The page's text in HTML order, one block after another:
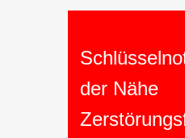
der Nähe